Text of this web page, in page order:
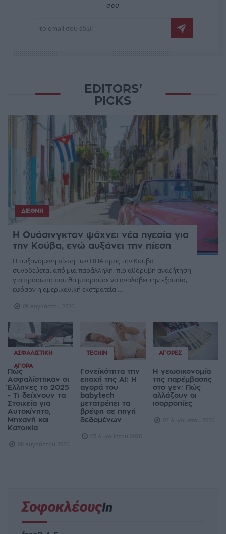
σου
EDITORS'
PICKS
ΔΙΕΘΝΉ
Η Ουάσινγκτον ψάχνει νέα ηγεσία για
την Κούβα, ενώ αυξάνει την πίεση
Η αυξανόμενη πίεση των ΗΠΑ προς την Κούβα
συνοδεύεται από μια παράλληλη, πιο αθόρυβη αναζήτηση
για πρόσωπο που θα μπορούσε να αναλάβει την εξουσία,
εφόσον η αμερικανική εκστρατεία ...
08 Αυγούστου 2026
ΑΣΦΑΛΙΣΤΙΚΉ
ΑΓΟΡΆ
Πώς
Ασφαλίστηκαν οι
Έλληνες το 2025
- Τι δείχνουν τα
Στοιχεία για
Αυτοκίνητο,
Μηχανή και
Κατοικία
08 Αυγούστου 2026
TECHIN
Γονεϊκότητα την
εποχή της AI: Η
αγορά του
babytech
μετατρέπει τα
βρέφη σε πηγή
δεδομένων
07 Αυγούστου 2026
ΑΓΟΡΈΣ
Η γεωοικονομία
της παρέμβασης
στο γεν: Πώς
αλλάζουν οι
ισορροπίες
07 Αυγούστου 2026